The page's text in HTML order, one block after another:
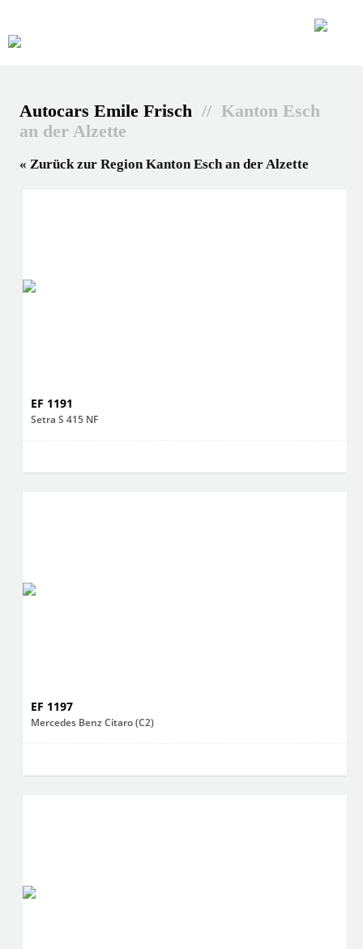
Autocars Emile Frisch // Kanton Esch
an der Alzette
« Zurück zur Region Kanton Esch an der Alzette
EF 1191
Setra S 415 NF
EF 1197
Mercedes Benz Citaro (C2)